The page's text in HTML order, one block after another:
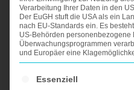
Format per Mail.
Ihr Berater steht
Seite und nimmt
Verarbeitung Ihrer Daten in den
Der EuGH stuft die USA als ein
nach EU-Standards ein. Es
US-Behörden personenbezogene
Überwachungsprogrammen
und Europäer eine
Es folgt eine Liste der
Essenziell